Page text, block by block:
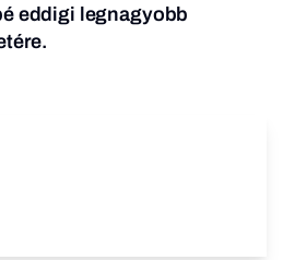
eddigi legnagyobb